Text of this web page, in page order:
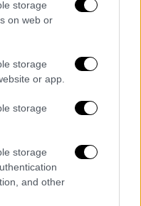
storage
on web or
storage
or app.
storage
storage
and other
ενάντια σε
το κύρος και η